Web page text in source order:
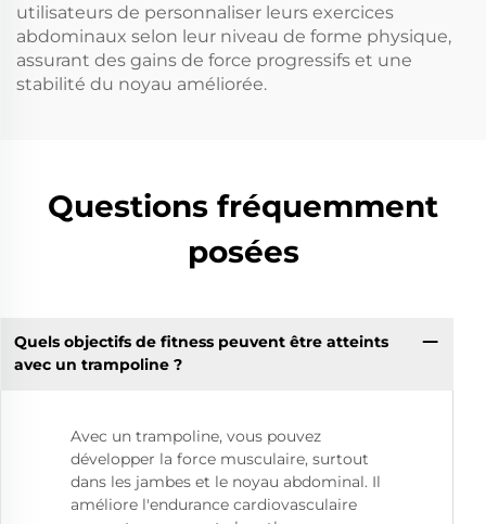
utilisateurs de personnaliser leurs exercices
abdominaux selon leur niveau de forme physique,
assurant des gains de force progressifs et une
stabilité du noyau améliorée.
Questions fréquemment
posées
Quels objectifs de fitness peuvent être atteints
avec un trampoline ?
Avec un trampoline, vous pouvez
développer la force musculaire, surtout
dans les jambes et le noyau abdominal. Il
améliore l'endurance cardiovasculaire